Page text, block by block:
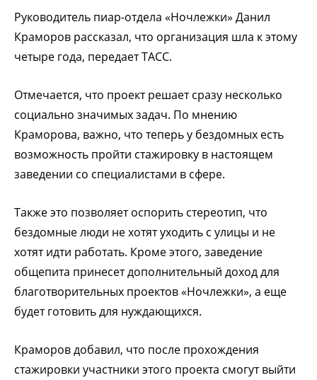
Руководитель пиар-отдела «Ночлежки» Данил
Краморов рассказал, что организация шла к этому
четыре года, передает ТАСС.
Отмечается, что проект решает сразу несколько
социально значимых задач. По мнению
Краморова, важно, что теперь у бездомных есть
возможность пройти стажировку в настоящем
заведении со специалистами в сфере.
Также это позволяет оспорить стереотип, что
бездомные люди не хотят уходить с улицы и не
хотят идти работать. Кроме этого, заведение
общепита принесет дополнительный доход для
благотворительных проектов «Ночлежки», а еще
будет готовить для нуждающихся.
Краморов добавил, что после прохождения
стажировки участники этого проекта смогут выйти